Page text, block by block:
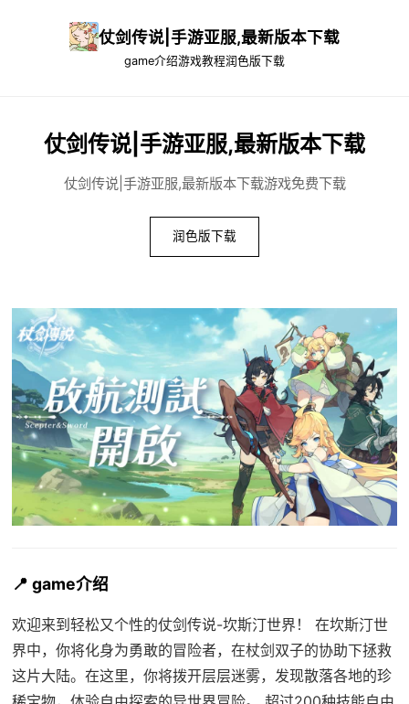
仗剑传说|手游亚服,最新版本下载
game介绍游戏教程润色版下载
仗剑传说|手游亚服,最新版本下载
仗剑传说|手游亚服,最新版本下载游戏免费下载
润色版下载
📍 game介绍
欢迎来到轻松又个性的仗剑传说-坎斯汀世界！ 在坎斯汀世
界中，你将化身为勇敢的冒险者，在杖剑双子的协助下拯救
这片大陆。在这里，你将拨开层层迷雾，发现散落各地的珍